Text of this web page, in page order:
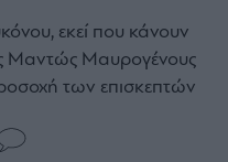
εκεί που κάνουν
Μαντώς Μαυρογένους
των επισκεπτών